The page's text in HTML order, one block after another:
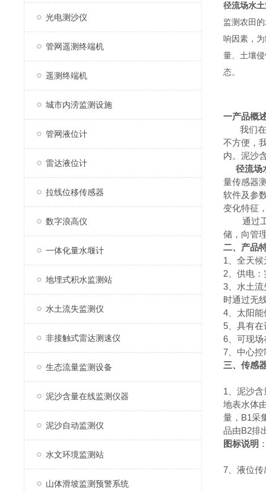
光电测沙仪
管网遥测终端机
遥测终端机
城市内涝监测设施
管网液位计
雷达液位计
拉线位移传感器
数字浪高仪
一体化量水堰计
地埋式积水监测站
水土流失监测仪
非接触式雷达测速仪
生态流量监测设备
泥沙含量在线监测仪器
泥沙自动监测仪
水文环境监测站
山体滑坡监测预警系统
径流场水
监测农田
响因素，
量、土壤
态。
一产品概
我们
不方便，
内。泥沙
径流场
量传感器
软件及参
变化特征
通过
储，向管
二、产品
1、全天
2、供电
3、水土
时通过无
4、太阳
5、具有
6、可现
7、中心
三、传感
1、泥沙
地表水体
量，B1采
品由B2排
图标说明
7、液位